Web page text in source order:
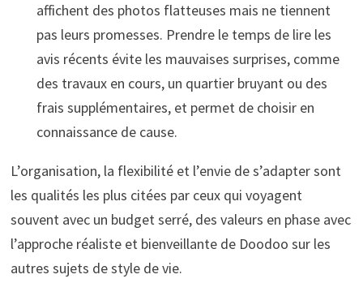
affichent des photos flatteuses mais ne tiennent
pas leurs promesses. Prendre le temps de lire les
avis récents évite les mauvaises surprises, comme
des travaux en cours, un quartier bruyant ou des
frais supplémentaires, et permet de choisir en
connaissance de cause.
L’organisation, la flexibilité et l’envie de s’adapter sont
les qualités les plus citées par ceux qui voyagent
souvent avec un budget serré, des valeurs en phase avec
l’approche réaliste et bienveillante de Doodoo sur les
autres sujets de style de vie.